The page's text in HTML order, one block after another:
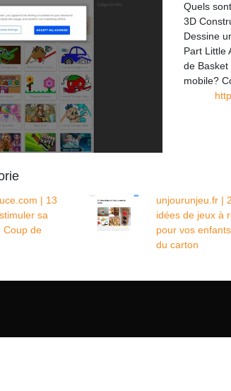
Quels
3D
Dessine
Part Little
de
mobile?
| 13
sa
Coup de
unjourunjeu.fr |
idées de jeux à
pour vos
du carton